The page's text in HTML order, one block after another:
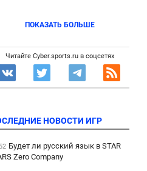
ПОКАЗАТЬ БОЛЬШЕ
Читайте Cyber.sports.ru в соцсетях
НОВОСТИ ИГР
Будет ли русский язык в STAR
Zero Company